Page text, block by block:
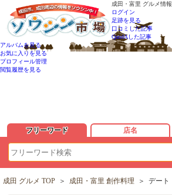
成田・富里 グルメ情報
ログイン
足跡を見る
口コミした記事
QandAした記事
アルバムを見る
お気に入りを見る
プロフィール管理
閲覧履歴を見る
フリーワード 店名
成田 グルメ TOP ＞ 成田・富里 創作料理 ＞ デート